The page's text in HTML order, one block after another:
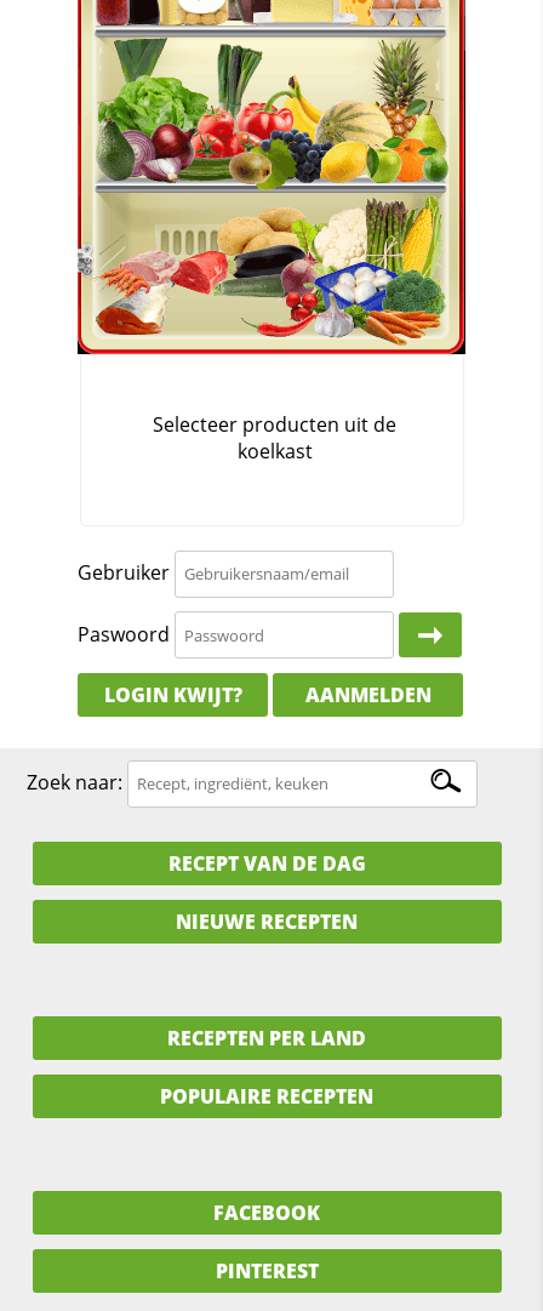
Gebruiker
Paswoord
LOGIN KWIJT? AANMELDEN
Zoek naar:
RECEPT VAN DE DAG
NIEUWE RECEPTEN
RECEPTEN PER LAND
POPULAIRE RECEPTEN
FACEBOOK
PINTEREST